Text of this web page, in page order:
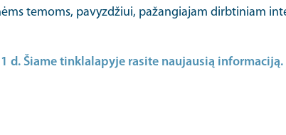
temoms, pavyzdžiui, pažangiajam dirbtiniam
d. Šiame tinklalapyje rasite naujausią informaciją.